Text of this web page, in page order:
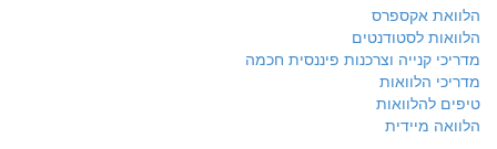
הלוואת אקספרס
הלוואות לסטודנטים
מדריכי קנייה וצרכנות פיננסית חכמה
מדריכי הלוואות
טיפים להלוואות
הלוואה מיידית